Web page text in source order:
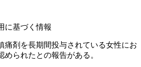
に基づく情報
痛剤を長期間投与されている女性にお
められたとの報告がある。